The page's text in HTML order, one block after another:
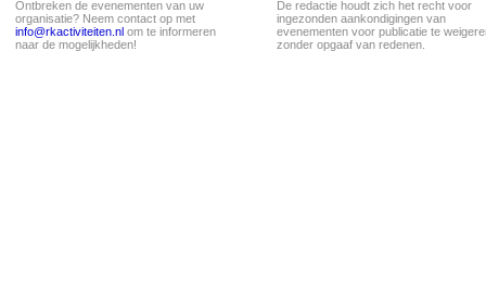
Ontbreken de evenementen van uw
organisatie? Neem contact op met
info@rkactiviteiten.nl om te informeren
naar de mogelijkheden!
De redactie houdt zich het recht voor
ingezonden aankondigingen van
evenementen voor publicatie te
zonder opgaaf van redenen.